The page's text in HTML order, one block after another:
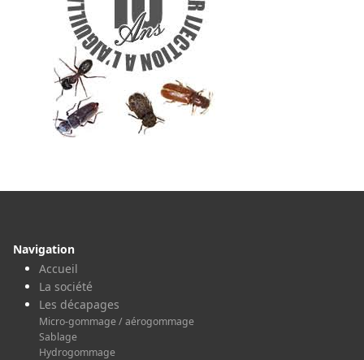
Navigation
Accueil
La société
Les décapages
Micro-gommage / aérogommage
Sablage
Hydrogommage